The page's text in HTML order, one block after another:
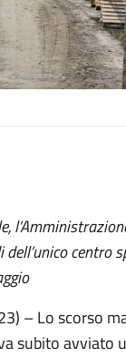
dell’unico
– Lo scorso
subito avviato